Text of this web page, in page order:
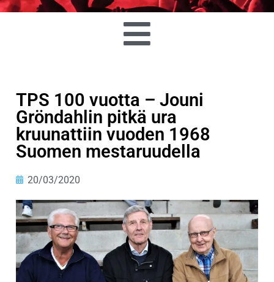
TPS 100 vuotta – Jouni
Gröndahlin pitkä ura
kruunattiin vuoden 1968
Suomen mestaruudella
20/03/2020